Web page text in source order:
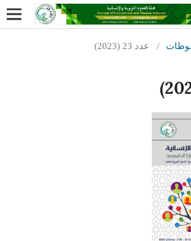
/ عدد 23 (2023)